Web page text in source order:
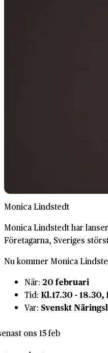
Monica Lindstedt
Monica Lindstedt har
Företagarna, Sveriges
Nu kommer Monica
När: 20 februari
Tid: Kl.17.30 -
Var: Svenskt
ons 15 feb